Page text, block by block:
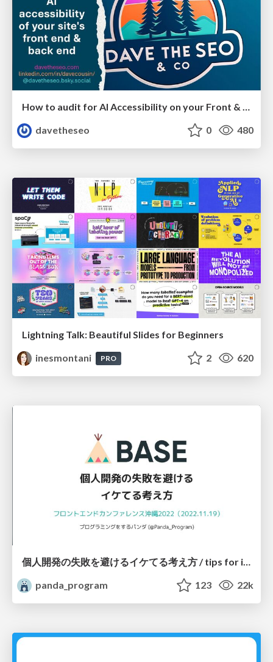
How to audit for AI Accessibility on your Front & Back End
davetheseo
0 480
Lightning Talk: Beautiful Slides for Beginners
inesmontani
PRO 2 620
個人開発の失敗を避けるイケてる考え方 / tips for indie hackers
panda_program
123 22k